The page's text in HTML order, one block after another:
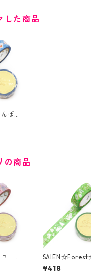
した商品
ぼ☆
☆マ
の商品
ート
金
ープ
3099☆金箔☆
ングテープ
¥418